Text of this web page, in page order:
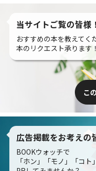
当サイトご覧の皆様！
おすすめの本を教えてく
本のリクエスト承ります！
こ
広告掲載をお考えの
BOOKウォッチで
「ホン」「モノ」「コト